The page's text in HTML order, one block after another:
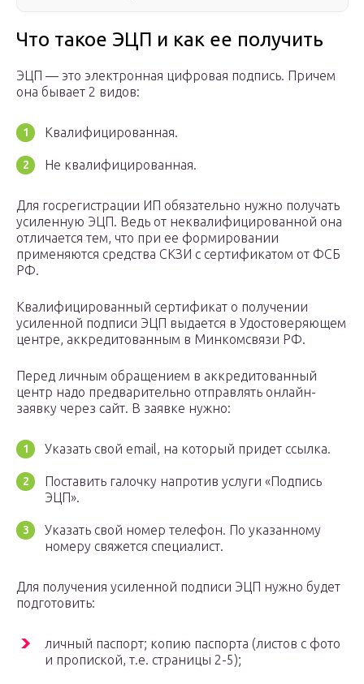
Что такое ЭЦП и как ее получить
ЭЦП — это электронная цифровая подпись. Причем
она бывает 2 видов:
Квалифицированная.
Не квалифицированная.
Для госрегистрации ИП обязательно нужно получать
усиленную ЭЦП. Ведь от неквалифицированной она
отличается тем, что при ее формировании
применяются средства СКЗИ с сертификатом от ФСБ
РФ.
Квалифицированный сертификат о получении
усиленной подписи ЭЦП выдается в Удостоверяющем
центре, аккредитованным в Минкомсвязи РФ.
Перед личным обращением в аккредитованный
центр надо предварительно отправлять онлайн-
заявку через сайт. В заявке нужно:
Указать свой email, на который придет ссылка.
Поставить галочку напротив услуги «Подпись
ЭЦП».
Указать свой номер телефон. По указанному
номеру свяжется специалист.
Для получения усиленной подписи ЭЦП нужно будет
подготовить:
личный паспорт; копию паспорта (листов с фото
и пропиской, т.е. страницы 2-5);